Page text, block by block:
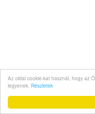
Az oldal cookie-kat használ, hogy az
legyenek. Részletek